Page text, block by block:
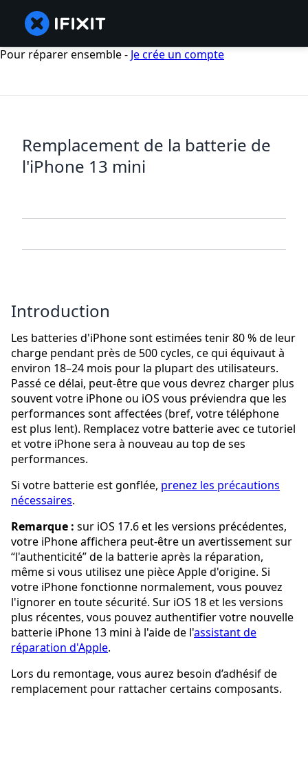
Pour réparer ensemble - Je crée un compte
Remplacement de la batterie de
l'iPhone 13 mini
Introduction
Les batteries d'iPhone sont estimées tenir 80 % de leur
charge pendant près de 500 cycles, ce qui équivaut à
environ 18–24 mois pour la plupart des utilisateurs.
Passé ce délai, peut-être que vous devrez charger plus
souvent votre iPhone ou iOS vous préviendra que les
performances sont affectées (bref, votre téléphone
est plus lent). Remplacez votre batterie avec ce tutoriel
et votre iPhone sera à nouveau au top de ses
performances.
Si votre batterie est gonflée, prenez les précautions
nécessaires.
Remarque : sur iOS 17.6 et les versions précédentes,
votre iPhone affichera peut-être un avertissement sur
“l'authenticité” de la batterie après la réparation,
même si vous utilisez une pièce Apple d'origine. Si
votre iPhone fonctionne normalement, vous pouvez
l'ignorer en toute sécurité. Sur iOS 18 et les versions
plus récentes, vous pouvez authentifier votre nouvelle
batterie iPhone 13 mini à l'aide de l'assistant de
réparation d'Apple.
Lors du remontage, vous aurez besoin d’adhésif de
remplacement pour rattacher certains composants.